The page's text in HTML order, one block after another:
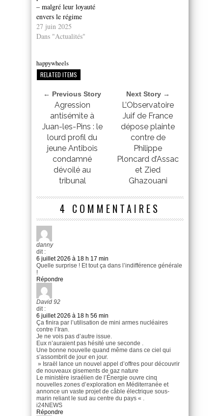
– malgré leur loyauté
envers le régime
27 juin 2025
Dans "Actualités"
happywheels
RELATED ITEMS
← Previous Story
Agression
antisémite à
Juan-les-Pins : le
lourd profil du
jeune Antibois
condamné
dévoilé au
tribunal
Next Story →
L’Observatoire
Juif de France
dépose plainte
contre de
Philippe
Ploncard d’Assac
et Zied
Ghazouani
4 COMMENTAIRES
danny
dit :
6 juillet 2026 à 18 h 17 min
Quelle surprise ! Et tout ça dans l’indifférence générale
!
Répondre
David 92
dit :
6 juillet 2026 à 18 h 56 min
Ça finira par l’utilisation de mini armes nucléaires
contre l’Iran.
Je ne vois pas d’autre issue.
Eux n’auraient pas hésité une seconde .
Une bonne nouvelle quand même dans ce ciel qui
s’assombrit de jour en jour.
» Israël lance un nouvel appel d’offres pour découvrir
de nouveaux gisements de gaz nature
Le ministère israélien de l’Énergie ouvre cinq
nouvelles zones d’exploration en Méditerranée et
annonce un vaste projet de câble électrique sous-
marin reliant le sud au centre du pays « .
i24NEWS
Répondre